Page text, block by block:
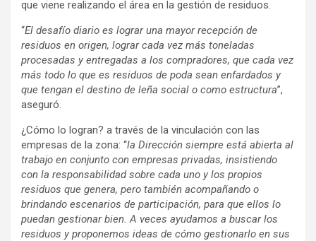
que viene realizando el área en la gestión de residuos.
“El desafío diario es lograr una mayor recepción de
residuos en origen, lograr cada vez más toneladas
procesadas y entregadas a los compradores, que cada vez
más todo lo que es residuos de poda sean enfardados y
que tengan el destino de leña social o como estructura”,
aseguró.
¿Cómo lo logran? a través de la vinculación con las
empresas de la zona: “la Dirección siempre está abierta al
trabajo en conjunto con empresas privadas, insistiendo
con la responsabilidad sobre cada uno y los propios
residuos que genera, pero también acompañando o
brindando escenarios de participación, para que ellos lo
puedan gestionar bien. A veces ayudamos a buscar los
residuos y proponemos ideas de cómo gestionarlo en sus